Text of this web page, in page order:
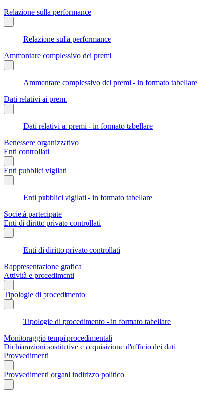
Relazione sulla performance
Relazione sulla performance
Ammontare complessivo dei premi
Ammontare complessivo dei premi - in formato tabellare
Dati relativi ai premi
Dati relativi ai premi - in formato tabellare
Benessere organizzativo
Enti controllati
Enti pubblici vigilati
Enti pubblici vigilati - in formato tabellare
Società partecipate
Enti di diritto privato controllati
Enti di diritto privato controllati
Rappresentazione grafica
Attività e procedimenti
Tipologie di procedimento
Tipologie di procedimento - in formato tabellare
Monitoraggio tempi procedimentali
Dichiarazioni sostitutive e acquisizione d'ufficio dei dati
Provvedimenti
Provvedimenti organi indirizzo politico